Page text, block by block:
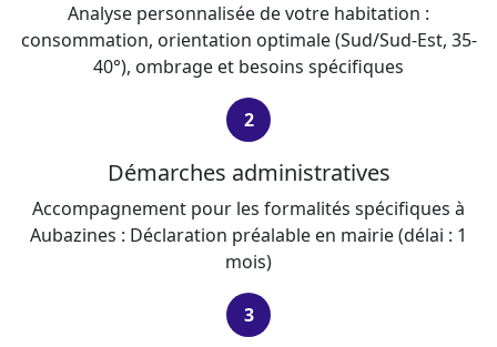
Analyse personnalisée de votre habitation :
consommation, orientation optimale (Sud/Sud-Est, 35-
40°), ombrage et besoins spécifiques
2
Démarches administratives
Accompagnement pour les formalités spécifiques à
Aubazines : Déclaration préalable en mairie (délai : 1
mois)
3